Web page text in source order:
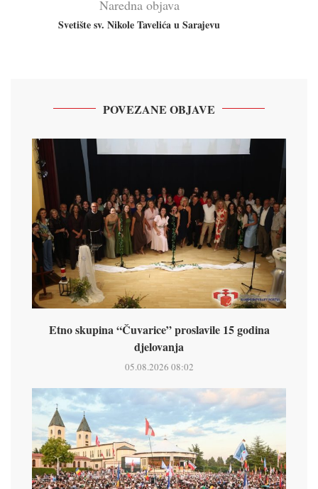
Naredna objava
Svetište sv. Nikole Tavelića u Sarajevu
POVEZANE OBJAVE
Etno skupina “Čuvarice” proslavile 15 godina
djelovanja
05.08.2026 08:02